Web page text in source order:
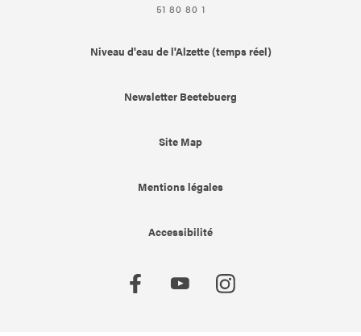
51 80 80 1
Niveau d'eau de l'Alzette (temps réel)
Newsletter Beetebuerg
Site Map
Mentions légales
Accessibilité